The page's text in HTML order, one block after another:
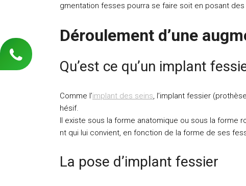
gmentation fesses pourra se faire soit en posant
Déroulement d’une
Qu’est ce qu’un implant
Comme l’implant des seins, l’implant fessier
hésif.
Il existe sous la forme anatomique ou sous la forme
nt qui lui convient, en fonction de la forme de ses
La pose d’implant fessier